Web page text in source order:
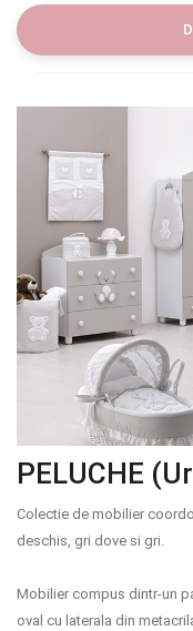
BAIE SI
Blog
Regulament
Showroom
Depozit
Q & A
Branduri
Termeni si conditii
Politica de
Modalitati de plata
PELUCHE
Colectie de mobilier
deschis, gri dove si gri.
Mobilier compus dintr-un
oval cu laterala din